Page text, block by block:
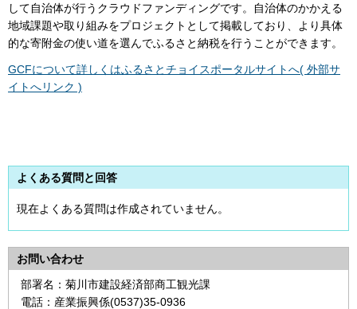
して自治体が行うクラウドファンディングです。自治体のかかえる
地域課題や取り組みをプロジェクトとして掲載しており、より具体
的な寄附金の使い道を選んでふるさと納税を行うことができます。
GCFについて詳しくはふるさとチョイスポータルサイトへ( 外部サ
イトへリンク )
よくある質問と回答
現在よくある質問は作成されていません。
お問い合わせ
部署名：菊川市建設経済部商工観光課
電話：産業振興係(0537)35-0936